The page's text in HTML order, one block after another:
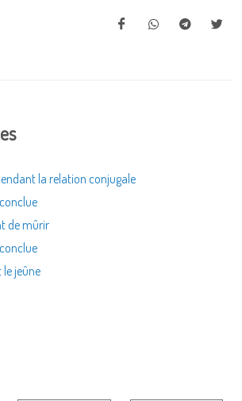
la relation conjugale
de mûrir
le jeûne